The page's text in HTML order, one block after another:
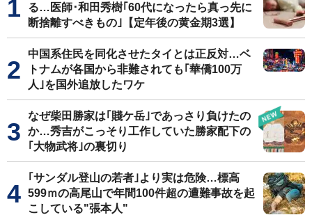
る…医師･和田秀樹｢60代になったら真っ先に
断捨離すべきもの｣【定年後の黄金期3選】
中国系住民を同化させたタイとは正反対…ベ
トナムが各国から非難されても｢華僑100万
人｣を国外追放したワケ
なぜ柴田勝家は｢賤ケ岳｣であっさり負けたの
か…秀吉がこっそり工作していた勝家配下の
｢大物武将｣の裏切り
｢サンダル登山の若者｣より実は危険…標高
599ｍの高尾山で年間100件超の遭難事故を起
こしている"張本人"